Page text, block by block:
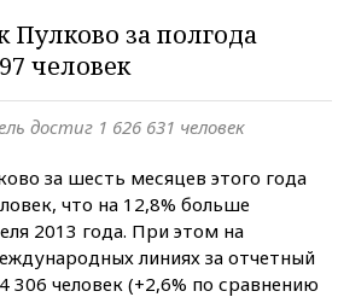
Пулково за полгода
человек
достиг 1 626 631 человек
за шесть месяцев этого года
что на 12,8% больше
2013 года. При этом на
линиях за отчетный
306 человек (+2,6% по сравнению